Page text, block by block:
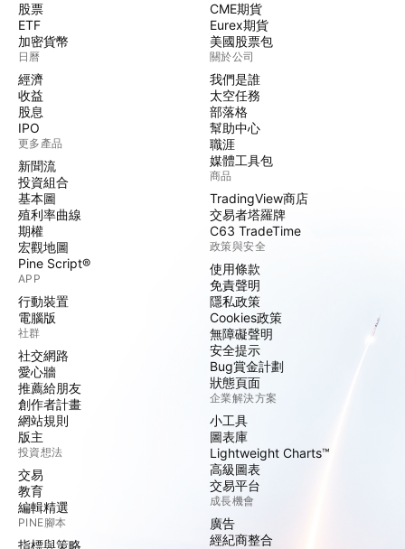
股票
ETF
加密貨幣
日曆
經濟
收益
股息
IPO
更多產品
新聞流
投資組合
基本圖
殖利率曲線
期權
宏觀地圖
Pine Script®
APP
行動裝置
電腦版
社群
社交網路
愛心牆
推薦給朋友
創作者計畫
網站規則
版主
投資想法
交易
教育
編輯精選
PINE腳本
指標與策略
CME期貨
Eurex期貨
美國股票包
關於公司
我們是誰
太空任務
部落格
幫助中心
職涯
媒體工具包
商品
TradingView商店
交易者塔羅牌
C63 TradeTime
政策與安全
使用條款
免責聲明
隱私政策
Cookies政策
無障礙聲明
安全提示
Bug賞金計劃
狀態頁面
企業解決方案
小工具
圖表庫
Lightweight Charts™
高級圖表
交易平台
成長機會
廣告
經紀商整合